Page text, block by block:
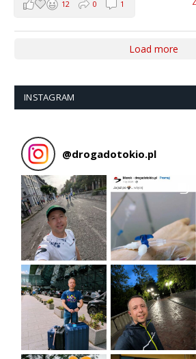
12 0 1
Load more
INSTAGRAM
@drogadotokio.pl